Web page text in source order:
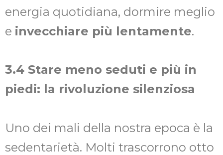
energia quotidiana, dormire meglio
e invecchiare più lentamente.
3.4 Stare meno seduti e più in
piedi: la rivoluzione silenziosa
Uno dei mali della nostra epoca è la
sedentarietà. Molti trascorrono otto